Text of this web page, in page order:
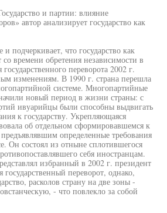
и партии: влияние
автор анализирует государство как
подчеркивает, что государство как
времени обретения независимости в
переворота 2002 г.
изменениям. В 1990 г. страна перешла
системе. Многопартийные
новый период в жизни страны: с
ивуарийцы были способны выдвигать
к государству. Укрепляющаяся
об отдельном сформировавшемся к
определенные требования
Он состоял из отныне сплотившегося
себя иностранцам.
избранный в 2002 г. президент
переворот, однако,
расколов страну на две зоны -
- что повлекло за собой